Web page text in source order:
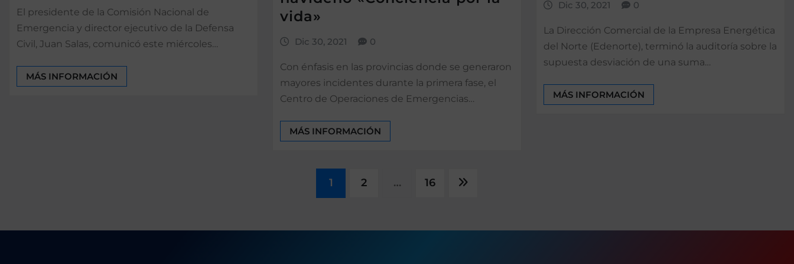
El presidente de la Comisión Nacional de
Emergencia y director ejecutivo de la Defensa
Civil, Juan Salas, comunicó este miércoles…
MÁS INFORMACIÓN
vida»
Dic 30, 2021 0
Con énfasis en las provincias donde se generaron
mayores incidentes durante la primera fase, el
Centro de Operaciones de Emergencias…
MÁS INFORMACIÓN
Dic 30, 2021 0
La Dirección Comercial de la Empresa Energética
del Norte (Edenorte), terminó la auditoría sobre la
supuesta desviación de una suma…
MÁS INFORMACIÓN
1 2 … 16